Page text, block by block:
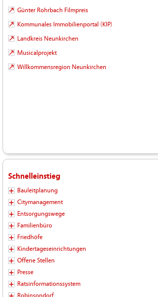
Günter Rohrbach Filmpreis
Kommunales Immobilienportal (KIP)
Landkreis Neunkirchen
Musicalprojekt
Willkommensregion Neunkirchen
Schnelleinstieg
Bauleitplanung
Citymanagement
Entsorgungswege
Familienbüro
Friedhöfe
Kindertageseinrichtungen
Offene Stellen
Presse
Ratsinformationssystem
Robinsondorf